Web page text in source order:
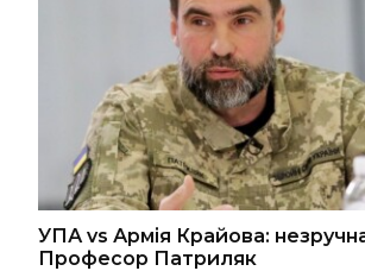
УПА vs Армія Крайова:
Професор Патриляк